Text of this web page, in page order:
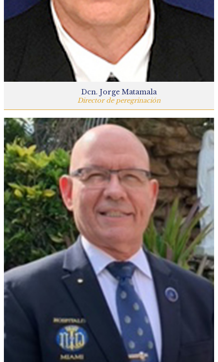
Dcn. Jorge Matamala
Director de peregrinación